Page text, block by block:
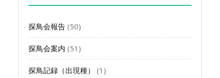
探鳥会報告 (50)
探鳥会案内 (51)
探鳥記録（出現種） (1)